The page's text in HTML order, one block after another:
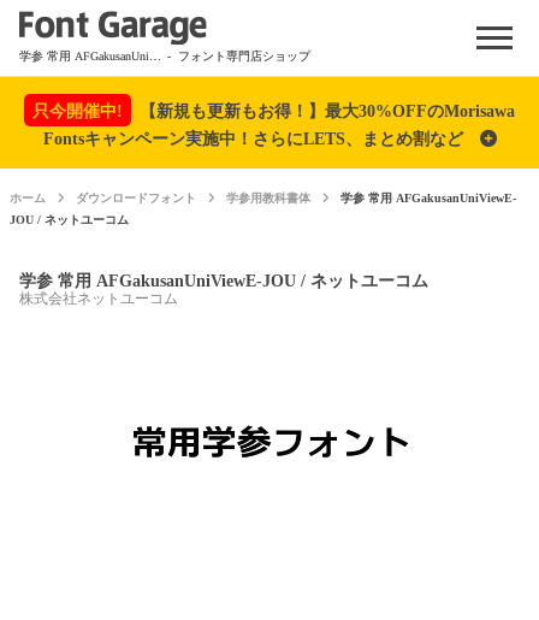
Menu
- フォント専門店ショップ
只今開催中!
【新規も更新もお得！】最大30%OFFのMorisawa
Fontsキャンペーン実施中！さらにLETS、まとめ割など
ホーム ダウンロードフォント 学参用教科書体
学参 常用 AFGakusanUniViewE-
JOU / ネットユーコム
学参 常用 AFGakusanUniViewE-JOU / ネットユーコム
株式会社ネットユーコム